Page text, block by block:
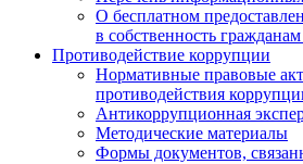
О бесплатном
в собственность
Противодействие коррупции
Нормативные правовые
противодействия
Антикоррупционная
Методические материалы
Формы документов,